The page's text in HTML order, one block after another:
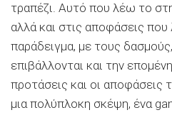
τραπέζι. Αυτό που λέω το
αλλά και στις αποφάσεις που
παράδειγμα, με τους
επιβάλλονται και την
προτάσεις και οι αποφάσεις
μια πολύπλοκη σκέψη, ένα